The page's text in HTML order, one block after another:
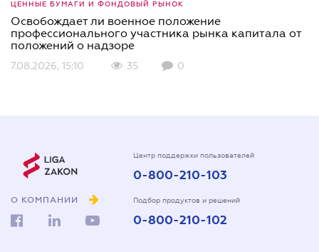
ЦЕННЫЕ БУМАГИ И ФОНДОВЫЙ РЫНОК
Освобождает ли военное положение
профессионального участника рынка капитала от
положений о надзоре
7.08.2026, 15:10 35 0
О КОМПАНИИ
Центр поддержки пользователей
0-800-210-103
Подбор продуктов и решений
0-800-210-102